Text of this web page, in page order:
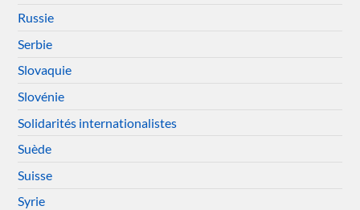
Russie
Serbie
Slovaquie
Slovénie
Solidarités internationalistes
Suède
Suisse
Syrie